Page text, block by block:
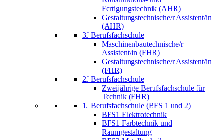
Fertigungstechnik (AHR)
Gestaltungstechnische/r Assistent/in
(AHR)
3J Berufsfachschule
Maschinenbautechnische/r
Assistent/in (FHR)
Gestaltungstechnische/r Assistent/in
(FHR)
2J Berufsfachschule
Zweijährige Berufsfachschule für
Technik (FHR)
1J Berufsfachschule (BFS 1 und 2)
BFS1 Elektrotechnik
BFS1 Farbtechnik und
Raumgestaltung